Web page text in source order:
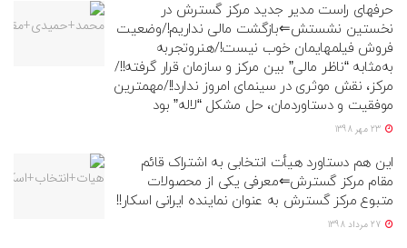
حرفهای راست مدیر جدید مرکز گسترش در
نخستین نشستش⇐بازگشت مالی نداریم!/وضعیت
فروش فیلمهایمان خوب نیست!/هنروتجربه
به‌مثابه “ناظر مالی” بین مرکز و سازمان قرار گرفته!!/
مرکز، نقش موثری در سینمای امروز ندارد!!/مهمترین
موفقیت و دستاوردمان، حل مشکل “لاله” بود
این هم دستاورد هیأت انتخابی به اشتراک قائم
مقام مرکز گسترش⇐معرفی یکی از محصولات
متبوع مرکز گسترش به عنوان نماینده ایرانی اسکار!!